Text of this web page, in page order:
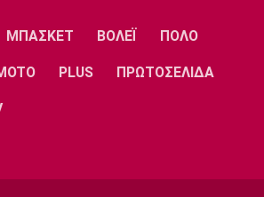
δείχνουν έτοιμα να
όμορφο»
ΜΠΑΣΚΕΤ ΒΟΛΕΪ ΠΟΛΟ
PLUS ΠΡΩΤΟΣΕΛΙΔΑ